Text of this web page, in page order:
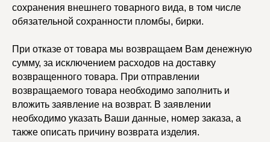
сохранения внешнего товарного вида, в том числе
обязательной сохранности пломбы, бирки.
При отказе от товара мы возвращаем Вам денежную
сумму, за исключением расходов на доставку
возвращенного товара. При отправлении
возвращаемого товара необходимо заполнить и
вложить заявление на возврат. В заявлении
необходимо указать Ваши данные, номер заказа, а
также описать причину возврата изделия.
КАТАЛОГ
Бодичейны
УСЛУГИ
Стилист на связи
Политика
ПОКУПАТЕЛЯМ
Кольца
Браслеты
Колье
Ремни
Изделия на заказ
Регистрация